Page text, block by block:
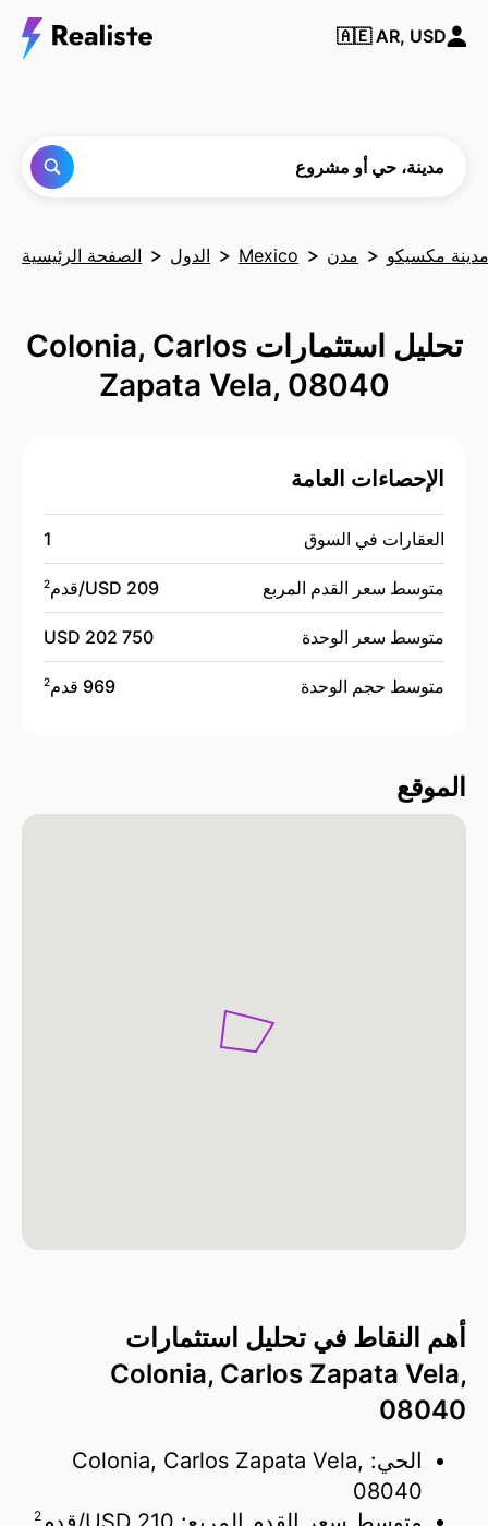
🇦🇪AR, USD
مدينة، حي أو مشروع
الصفحة الرئيسية الدول Mexico مدن مدينة مكسيكو
تحليل استثمارات Colonia, Carlos
Zapata Vela, 08040
الإحصاءات العامة
العقارات في السوق 1
متوسط سعر القدم المربع 209 USD/ قدم2
متوسط سعر الوحدة 202 750 USD
متوسط حجم الوحدة 969 قدم 2
الموقع
أهم النقاط في تحليل استثمارات
Colonia, Carlos Zapata Vela,
08040
الحي: Colonia, Carlos Zapata Vela,
08040
2